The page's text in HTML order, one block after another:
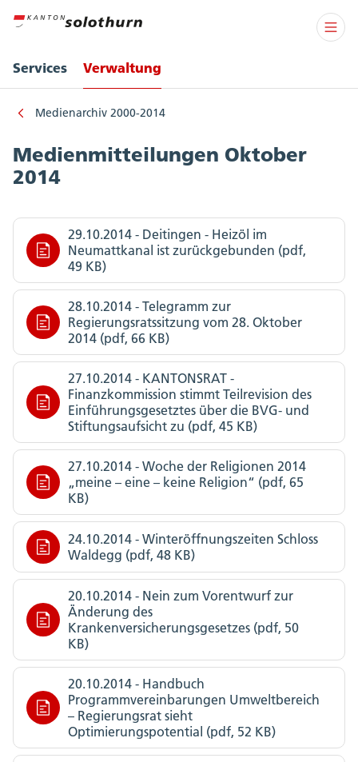
Services Verwaltung
Medienarchiv 2000-2014
Medienmitteilungen Oktober
2014
29.10.2014 - Deitingen - Heizöl im
Neumattkanal ist zurückgebunden (pdf,
49 KB)
28.10.2014 - Telegramm zur
Regierungsratssitzung vom 28. Oktober
2014 (pdf, 66 KB)
27.10.2014 - KANTONSRAT -
Finanzkommission stimmt Teilrevision des
Einführungsgesetztes über die BVG- und
Stiftungsaufsicht zu (pdf, 45 KB)
27.10.2014 - Woche der Religionen 2014
„meine – eine – keine Religion“ (pdf, 65
KB)
24.10.2014 - Winteröffnungszeiten Schloss
Waldegg (pdf, 48 KB)
20.10.2014 - Nein zum Vorentwurf zur
Änderung des
Krankenversicherungsgesetzes (pdf, 50
KB)
20.10.2014 - Handbuch
Programmvereinbarungen Umweltbereich
– Regierungsrat sieht
Optimierungspotential (pdf, 52 KB)